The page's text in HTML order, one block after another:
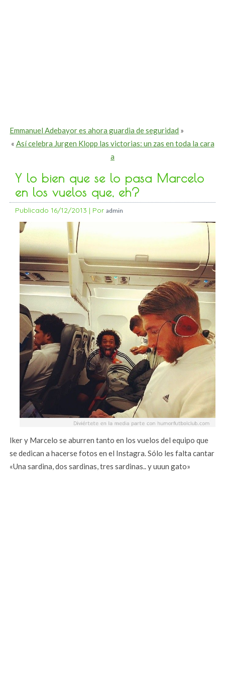
Emmanuel Adebayor es ahora guardia de seguridad »
« Así celebra Jurgen Klopp las victorias: un zas en toda la cara
a
Y lo bien que se lo pasa Marcelo
en los vuelos que, eh?
Publicado 16/12/2013 | Por admin
Iker y Marcelo se aburren tanto en los vuelos del equipo que
se dedican a hacerse fotos en el Instagra. Sólo les falta cantar
«Una sardina, dos sardinas, tres sardinas.. y uuun gato»